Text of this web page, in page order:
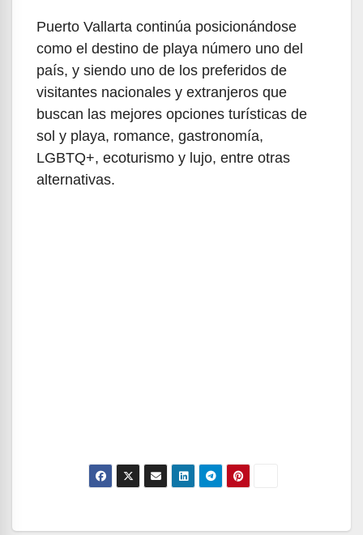
Puerto Vallarta continúa posicionándose
como el destino de playa número uno del
país, y siendo uno de los preferidos de
visitantes nacionales y extranjeros que
buscan las mejores opciones turísticas de
sol y playa, romance, gastronomía,
LGBTQ+, ecoturismo y lujo, entre otras
alternativas.
Navegación